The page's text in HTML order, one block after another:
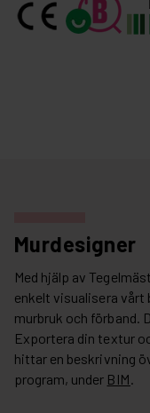
Murdesigner
Med hjälp av
enkelt visualisera vårt
murbruk och förband.
Exportera din textur
hittar en beskrivning
program, under BIM